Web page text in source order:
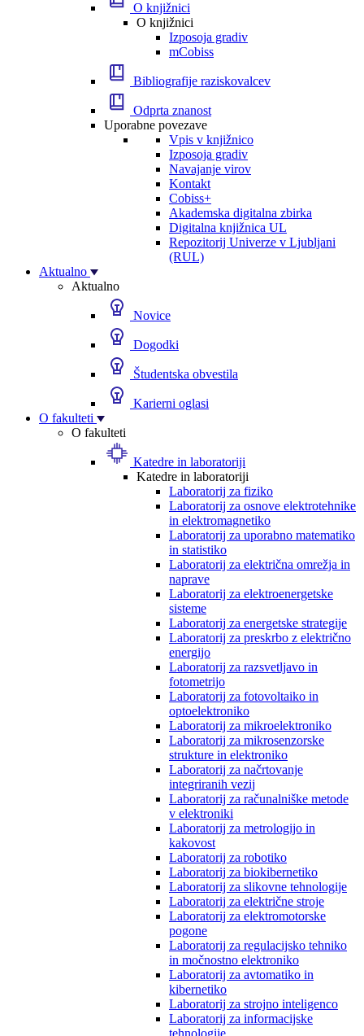
O knjižnici
O knjižnici
Izposoja gradiv
mCobiss
Bibliografije raziskovalcev
Odprta znanost
Uporabne povezave
Vpis v knjižnico
Izposoja gradiv
Navajanje virov
Kontakt
Cobiss+
Akademska digitalna zbirka
Digitalna knjižnica UL
Repozitorij Univerze v Ljubljani
(RUL)
Aktualno
Aktualno
Novice
Dogodki
Študentska obvestila
Karierni oglasi
O fakulteti
O fakulteti
Katedre in laboratoriji
Katedre in laboratoriji
Laboratorij za fiziko
Laboratorij za osnove elektrotehnike
in elektromagnetiko
Laboratorij za uporabno matematiko
in statistiko
Laboratorij za električna omrežja in
naprave
Laboratorij za elektroenergetske
sisteme
Laboratorij za energetske strategije
Laboratorij za preskrbo z električno
energijo
Laboratorij za razsvetljavo in
fotometrijo
Laboratorij za fotovoltaiko in
optoelektroniko
Laboratorij za mikroelektroniko
Laboratorij za mikrosenzorske
strukture in elektroniko
Laboratorij za načrtovanje
integriranih vezij
Laboratorij za računalniške metode
v elektroniki
Laboratorij za metrologijo in
kakovost
Laboratorij za robotiko
Laboratorij za biokibernetiko
Laboratorij za slikovne tehnologije
Laboratorij za električne stroje
Laboratorij za elektromotorske
pogone
Laboratorij za regulacijsko tehniko
in močnostno elektroniko
Laboratorij za avtomatiko in
kibernetiko
Laboratorij za strojno inteligenco
Laboratorij za informacijske
tehnologije